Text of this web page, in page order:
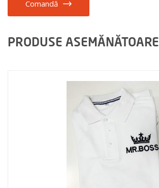
Comandă
PRODUSE ASEMĂNĂTOARE